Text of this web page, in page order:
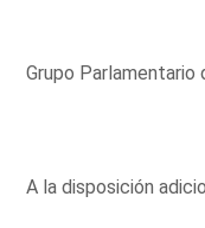
Grupo Parlamentario
A la disposición